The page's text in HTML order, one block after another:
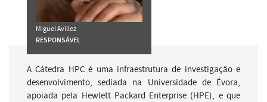
Miguel Avillez
RESPONSÁVEL
A Cátedra HPC é uma infraestrutura de investigação e
desenvolvimento, sediada na Universidade de Évora,
apoiada pela Hewlett Packard Enterprise (HPE), e que